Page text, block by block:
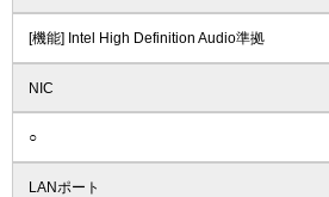
[機能] Intel High Definition Audio準拠
NIC
○
LANポート